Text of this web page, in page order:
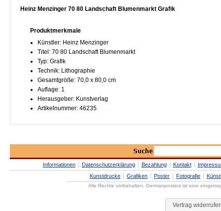
Heinz Menzinger 70 80 Landschaft Blumenmarkt Grafik
Produktmerkmale
Künstler: Heinz Menzinger
Titel: 70 80 Landschaft Blumenmarkt
Typ: Grafik
Technik: Lithographie
Gesamtgröße: 70,0 x 80,0 cm
Auflage: 1
Herausgeber: Kunstverlag
Artikelnummer: 46235
Informationen Datenschutzerklärung Bezahlung Kontakt
Kunstdrucke
Grafiken Poster Fotografie
Alle Rechte vorbehalten. Germanposters ist eine
Vertrag